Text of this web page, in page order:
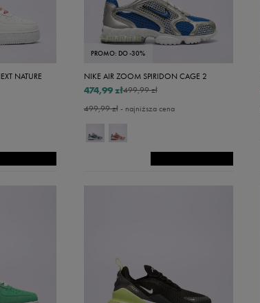
NATURE
PROMO: DO -30%
NIKE AIR ZOOM SPIRIDON CAGE 2
499,99 zł
474,99 zł
499,99 zł- najniższa cena